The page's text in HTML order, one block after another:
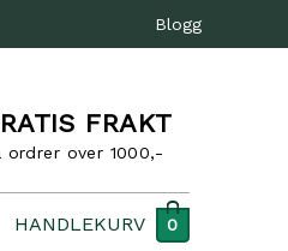
Blogg
FRAKT
ordrer over 1000,-
HANDLEKURV 0